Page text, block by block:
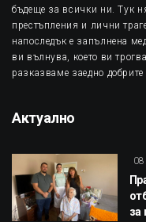
бъдеще за всички ни. Тук
престъпления и лични
напоследък е запълнена
ви вълнува, което ви
разказваме заедно
Актуално
за